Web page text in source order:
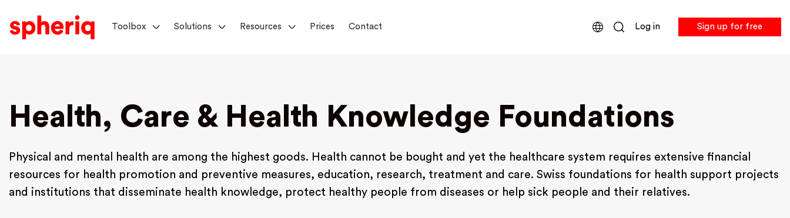
Toolbox Solutions Resources Prices Contact Log in Sign up for free
Health, Care & Health Knowledge Foundations
Physical and mental health are among the highest goods. Health cannot be bought and yet the healthcare system requires extensive financial
resources for health promotion and preventive measures, education, research, treatment and care. Swiss foundations for health support projects
and institutions that disseminate health knowledge, protect healthy people from diseases or help sick people and their relatives.